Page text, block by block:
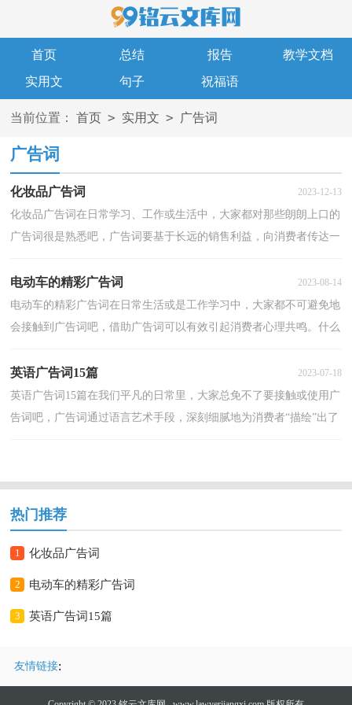
首页 总结 报告
教学文档
实用文
句子 祝福语
当前位置： 首页 > 实用文 > 广告词
广告词
化妆品广告词 2023-12-13
化妆品广告词在日常学习、工作或生活中，大家都对那些朗朗上口的
广告词很是熟悉吧，广告词要基于长远的销售利益，向消费者传达一
电动车的精彩广告词 2023-08-14
电动车的精彩广告词在日常生活或是工作学习中，大家都不可避免地
会接触到广告词吧，借助广告词可以有效引起消费者心理共鸣。什么
英语广告词15篇 2023-07-18
英语广告词15篇在我们平凡的日常里，大家总免不了要接触或使用广
告词吧，广告词通过语言艺术手段，深刻细腻地为消费者“描绘”出了
热门推荐
1 化妆品广告词
2 电动车的精彩广告词
3 英语广告词15篇
友情链接: